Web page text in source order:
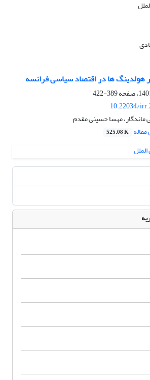
هولدینگ ها در اقتصاد سیاسی فرانسه
389-422
10.22034/
ماندگار، مهسا حسینی مقدم
525.08 K